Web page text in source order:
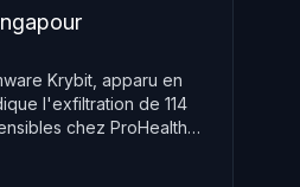
Krybit, apparu en
l'exfiltration de 114
chez ProHealth
délibéré du secteur